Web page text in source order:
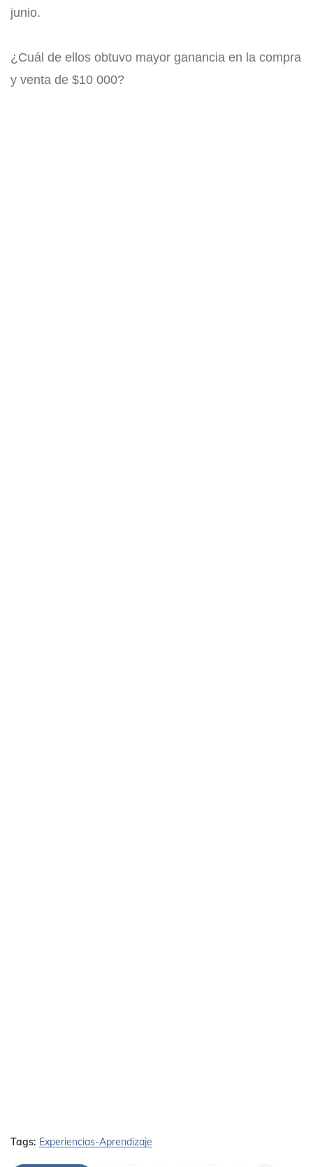
junio.
¿Cuál de ellos obtuvo mayor ganancia en la compra
y venta de $10 000?
Tags: Experiencias-Aprendizaje